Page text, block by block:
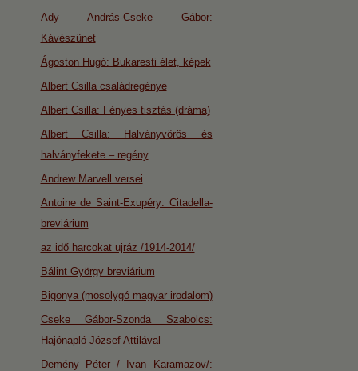
Ady András-Cseke Gábor:
Kávészünet
Ágoston Hugó: Bukaresti élet, képek
Albert Csilla családregénye
Albert Csilla: Fényes tisztás (dráma)
Albert Csilla: Halványvörös és
halványfekete – regény
Andrew Marvell versei
Antoine de Saint-Exupéry: Citadella-
breviárium
az idő harcokat ujráz /1914-2014/
Bálint György breviárium
Bigonya (mosolygó magyar irodalom)
Cseke Gábor-Szonda Szabolcs:
Hajónapló József Attilával
Demény Péter / Ivan Karamazov/: